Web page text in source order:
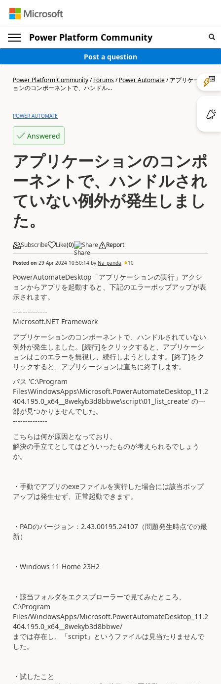
Power Platform Community
Post a question
Power Platform Community/Forums/Power Automate/アプリケーシ
ョンのコンポーネントで、ハンドル...
POWER AUTOMATE
Answered
アプリケーションのコンポ
ーネントで、ハンドルされ
ていない例外が発生しまし
た。
Subscribe Like(0) Share Report
Posted on 29 Apr 2024 10:50:14 by Na_panda 10
PowerAutomateDesktop「アプリケーションの実行」アクシ
ョンからアプリを起動すると、下記のエラーポップアップが表
示されます。
--------------
Microsoft.NET Framework
アプリケーションのコンポーネントで、ハンドルされていない
例外が発生しました。[続行]をクリックすると、アプリケーシ
ョンはこのエラーを無視し、続行しようとします。[終了]をク
リックすると、アプリケーションは直ちに終了します。
パス 'C:\Program
Files\WindowsApps\Microsoft.PowerAutomateDesktop_11.2
404.195.0_x64__8wekyb3d8bbwe\script\01_list_create' の一
部が見つかりませんでした。
--------------
こちらは何が原因となっており、
解決の手立てとしてはどういったものが考えられるでしょう
か。
・手動でアプリのexeファイルを実行した場合には該当ポップ
アップは発生せず、正常起動できます。
・PADのバージョン：2.43.00195.24107（問題発生時点での最
新）
・Windows 11 Home 23H2
・該当フォルダをエクスプローラーで見てみたところ、
C:\Program
Files/WindowsApps/Microsoft.PowerAutomateDesktop_11.2
404.195.0_x64__8wekyb3d8bbwe/
までは存在し、「script」というファイルは見当たりませんで
した。
・試したこと